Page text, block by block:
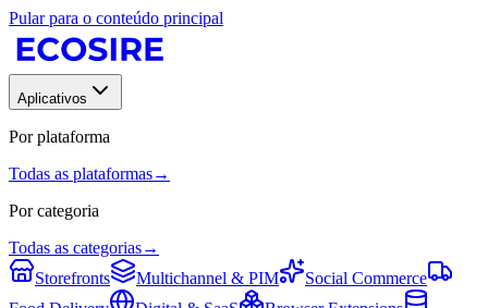
Pular para o conteúdo principal
Aplicativos
Por plataforma
Todas as plataformas→
Por categoria
Todas as categorias→
Storefronts
Multichannel & PIM
Social Commerce